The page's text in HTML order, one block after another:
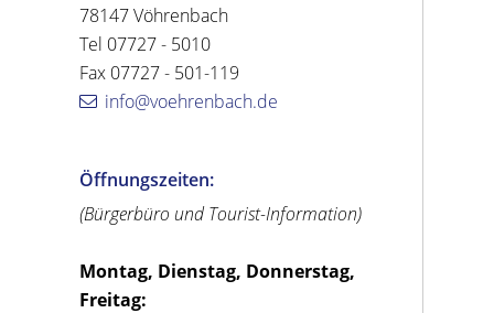
78147 Vöhrenbach
Tel 07727 - 5010
Fax 07727 - 501-119
info@voehrenbach.de
Öffnungszeiten:
(Bürgerbüro und Tourist-Information)
Montag, Dienstag, Donnerstag,
Freitag: